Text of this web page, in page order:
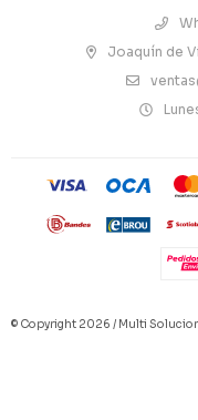
Joaquín de
© Copyright 2026 / Multi